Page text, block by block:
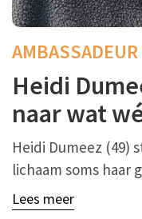
Heidi
naar wat
Heidi Dumeez (49)
lichaam soms haar
Lees meer